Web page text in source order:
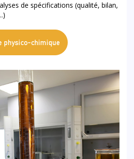
de spécifications (qualité, bilan,
physico-chimique